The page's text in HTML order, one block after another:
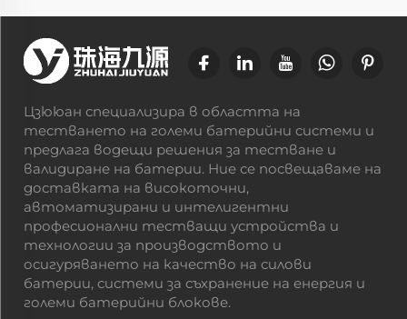
Цзююан специализира в областта на
тестването на големи батерийни системи и
предлага водещи решения за тестване и
валидиране на батерии. Ние се посвещаваме на
доставката на високоточни,
автоматизирани и интелигентни
професионални тестващи устройства и
технологии за производството и
осигуряването на качество на силови
батерии, системи за съхранение на енергия и
големи батерийни блокове.